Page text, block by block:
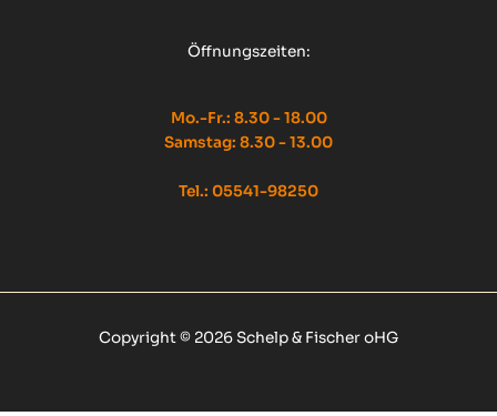
Öffnungszeiten:
Mo.-Fr.: 8.30 - 18.00
Samstag: 8.30 - 13.00
Tel.: 05541-98250
Copyright © 2026 Schelp & Fischer oHG